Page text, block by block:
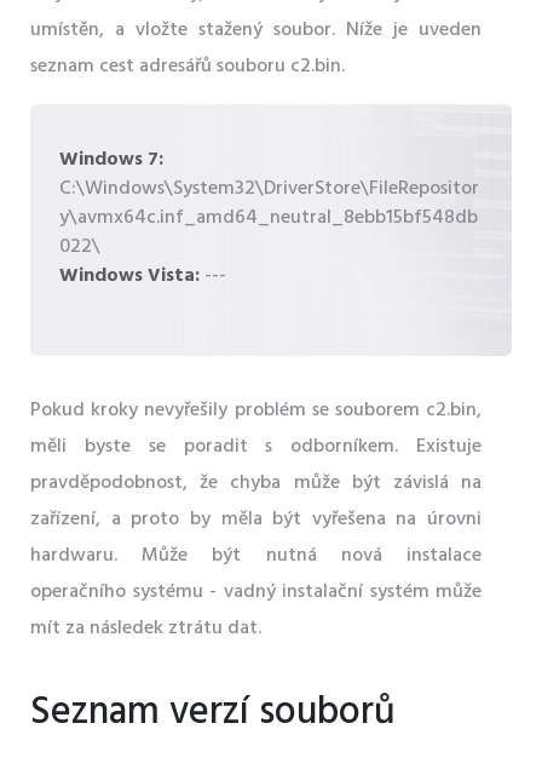
umístěn, a vložte stažený soubor. Níže je uveden
seznam cest adresářů souboru c2.bin.
Windows 7:
C:\Windows\System32\DriverStore\FileRepositor
y\avmx64c.inf_amd64_neutral_8ebb15bf548db
022\
Windows Vista:---
Pokud kroky nevyřešily problém se souborem c2.bin,
měli byste se poradit s odborníkem. Existuje
pravděpodobnost, že chyba může být závislá na
zařízení, a proto by měla být vyřešena na úrovni
hardwaru. Může být nutná nová instalace
operačního systému - vadný instalační systém může
mít za následek ztrátu dat.
Seznam verzí souborů